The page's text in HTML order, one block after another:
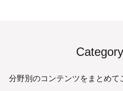
Category
分野別のコンテンツをまとめて